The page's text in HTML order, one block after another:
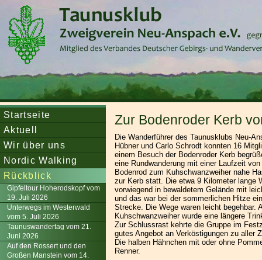
Startseite
Aktuell
Wir über uns
Nordic Walking
Rückblick
Gipfeltour Hoherodskopf vom
19. Juli 2026
Unterwegs im Westerwald
vom 5. Juli 2026
Taunuswandertag vom 21.
Juni 2026
Auf den Rossert und den
Großen Manstein vom 14.
Zur Bodenroder Kerb
Die Wanderführer des Taunusklubs Neu-
Hübner und Carlo Schrodt konnten 16
einem Besuch der Bodenroder Kerb
eine Rundwanderung mit einer Laufzeit
Bodenrod zum Kuhschwanzweiher nahe
zur Kerb statt. Die etwa 9 Kilometer lange
vorwiegend in bewaldetem Gelände mit
und das war bei der sommerlichen Hitze
Strecke. Die Wege waren leicht begehbar.
Kuhschwanzweiher wurde eine längere
Zur Schlussrast kehrte die Gruppe im
gutes Angebot an Verköstigungen zu aller
Die halben Hähnchen mit oder ohne
Renner.